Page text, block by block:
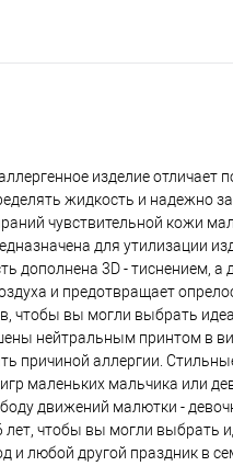
изделие отличает
жидкость и надежно
чувствительной кожи
для утилизации
дополнена 3D - тиснением,
и предотвращает
чтобы вы могли выбрать
нейтральным принтом в
причиной аллергии.
маленьких мальчика или
движений малютки -
лет, чтобы вы могли выбрать
любой другой праздник в